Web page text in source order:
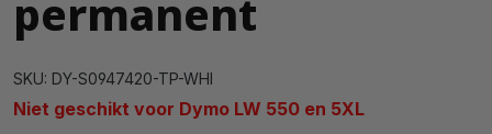
permanent
SKU: DY-S0947420-TP-WHI
Niet geschikt voor Dymo LW 550 en 5XL